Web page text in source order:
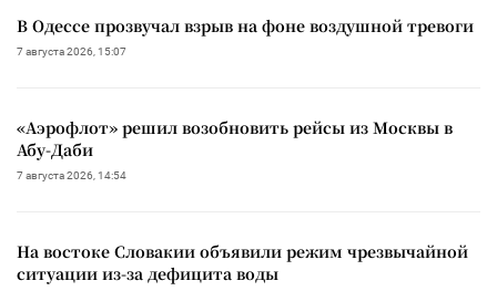
В Одессе прозвучал взрыв на фоне воздушной тревоги
7 августа 2026, 15:07
«Аэрофлот» решил возобновить рейсы из Москвы в
Абу-Даби
7 августа 2026, 14:54
На востоке Словакии объявили режим чрезвычайной
ситуации из-за дефицита воды